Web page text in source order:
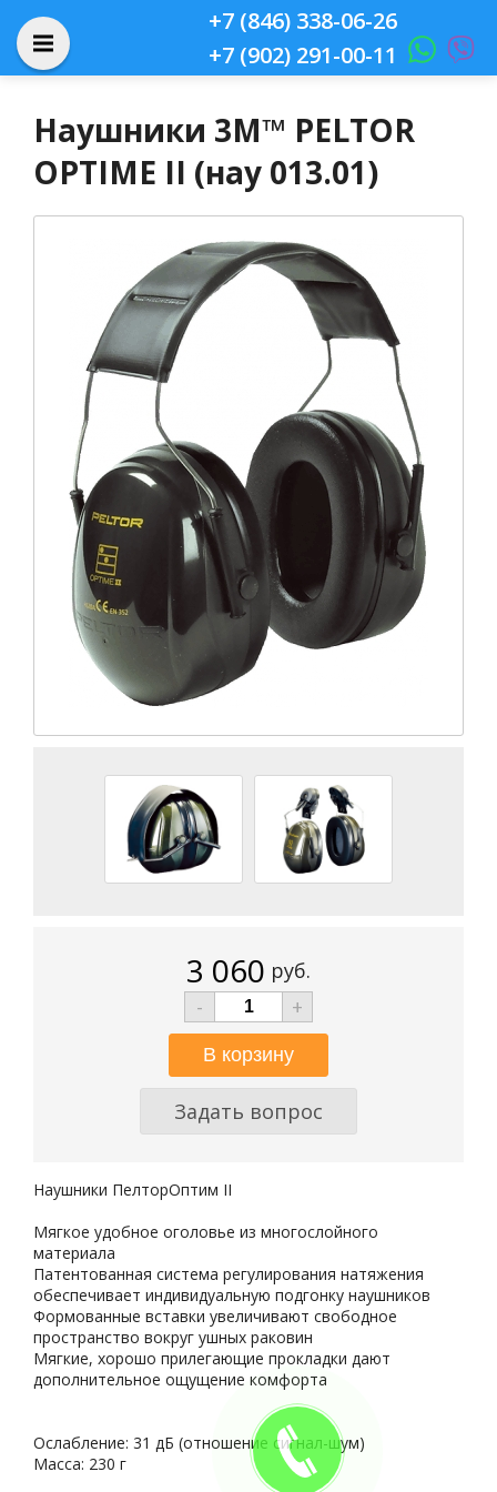
+7 (846) 338-06-26
+7 (902) 291-00-11
Наушники 3M™ PELTOR
OPTIME II (нау 013.01)
3 060 руб.
-
+
Задать вопрос
Наушники ПелторОптим II
Мягкое удобное оголовье из многослойного
материала
Патентованная система регулирования натяжения
обеспечивает индивидуальную подгонку наушников
Формованные вставки увеличивают свободное
пространство вокруг ушных раковин
Мягкие, хорошо прилегающие прокладки дают
дополнительное ощущение комфорта
Ослабление: 31 дБ (отношение сигнал-шум)
Масса: 230 г